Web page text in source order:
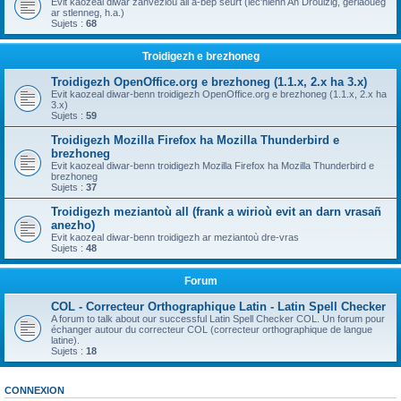
ar stlenneg, h.a.)
Sujets : 68
Troidigezh e brezhoneg
Troidigezh OpenOffice.org e brezhoneg (1.1.x, 2.x ha 3.x)
Evit kaozeal diwar-benn troidigezh OpenOffice.org e brezhoneg (1.1.x, 2.x ha
3.x)
Sujets : 59
Troidigezh Mozilla Firefox ha Mozilla Thunderbird e
brezhoneg
Evit kaozeal diwar-benn troidigezh Mozilla Firefox ha Mozilla Thunderbird e
brezhoneg
Sujets : 37
Troidigezh meziantoù all (frank a wirioù evit an darn vrasañ
anezho)
Evit kaozeal diwar-benn troidigezh ar meziantoù dre-vras
Sujets : 48
Forum
COL - Correcteur Orthographique Latin - Latin Spell Checker
A forum to talk about our successful Latin Spell Checker COL. Un forum pour
échanger autour du correcteur COL (correcteur orthographique de langue
latine).
Sujets : 18
CONNEXION